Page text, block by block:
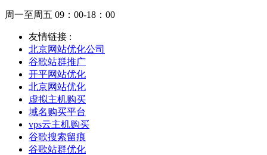
周一至周五 09：00-18：00
友情链接 :
北京网站优化公司
谷歌站群推广
开平网站优化
北京网站优化
虚拟主机购买
域名购买平台
vps云主机购买
谷歌搜索留痕
谷歌站群优化